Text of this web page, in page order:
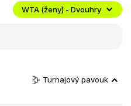
WTA (ženy) - Dvouhry
Turnajový pavouk